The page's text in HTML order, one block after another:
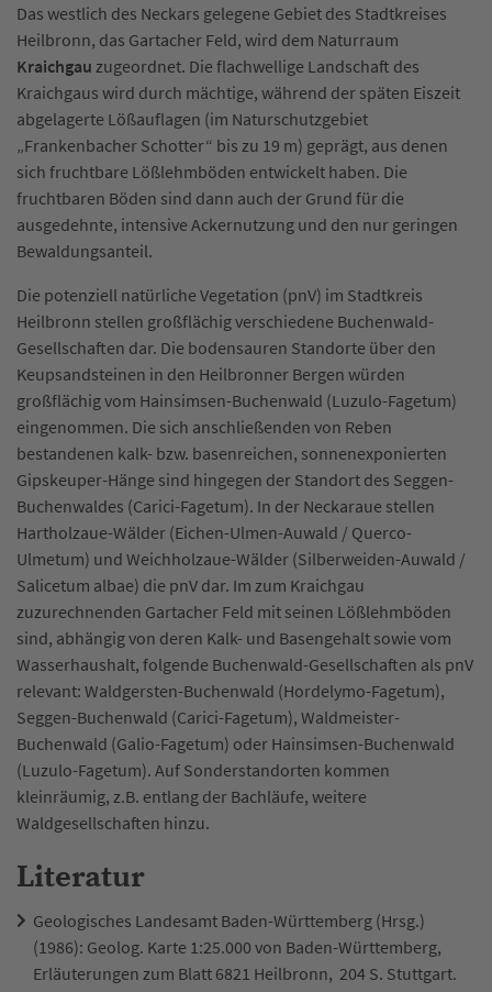
Das westlich des Neckars gelegene Gebiet des Stadtkreises
Heilbronn, das Gartacher Feld, wird dem Naturraum
Kraichgau zugeordnet. Die flachwellige Landschaft des
Kraichgaus wird durch mächtige, während der späten Eiszeit
abgelagerte Lößauflagen (im Naturschutzgebiet
„Frankenbacher Schotter“ bis zu 19 m) geprägt, aus denen
sich fruchtbare Lößlehmböden entwickelt haben. Die
fruchtbaren Böden sind dann auch der Grund für die
ausgedehnte, intensive Ackernutzung und den nur geringen
Bewaldungsanteil.
Die potenziell natürliche Vegetation (pnV) im Stadtkreis
Heilbronn stellen großflächig verschiedene Buchenwald-
Gesellschaften dar. Die bodensauren Standorte über den
Keupsandsteinen in den Heilbronner Bergen würden
großflächig vom Hainsimsen-Buchenwald (Luzulo-Fagetum)
eingenommen. Die sich anschließenden von Reben
bestandenen kalk- bzw. basenreichen, sonnenexponierten
Gipskeuper-Hänge sind hingegen der Standort des Seggen-
Buchenwaldes (Carici-Fagetum). In der Neckaraue stellen
Hartholzaue-Wälder (Eichen-Ulmen-Auwald / Querco-
Ulmetum) und Weichholzaue-Wälder (Silberweiden-Auwald /
Salicetum albae) die pnV dar. Im zum Kraichgau
zuzurechnenden Gartacher Feld mit seinen Lößlehmböden
sind, abhängig von deren Kalk- und Basengehalt sowie vom
Wasserhaushalt, folgende Buchenwald-Gesellschaften als pnV
relevant: Waldgersten-Buchenwald (Hordelymo-Fagetum),
Seggen-Buchenwald (Carici-Fagetum), Waldmeister-
Buchenwald (Galio-Fagetum) oder Hainsimsen-Buchenwald
(Luzulo-Fagetum). Auf Sonderstandorten kommen
kleinräumig, z.B. entlang der Bachläufe, weitere
Waldgesellschaften hinzu.
Literatur
Geologisches Landesamt Baden-Württemberg (Hrsg.)
(1986): Geolog. Karte 1:25.000 von Baden-Württemberg,
Erläuterungen zum Blatt 6821 Heilbronn, 204 S. Stuttgart.